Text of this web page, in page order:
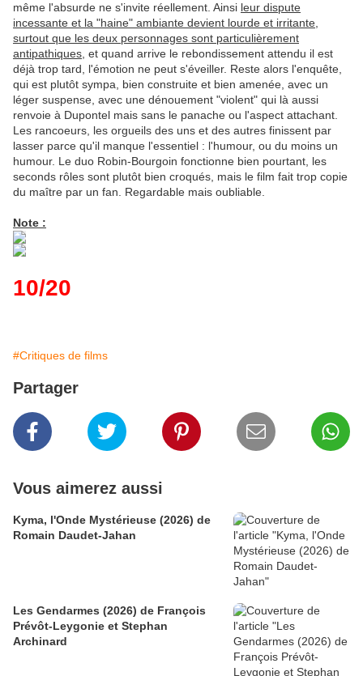
même l'absurde ne s'invite réellement. Ainsi leur dispute
incessante et la "haine" ambiante devient lourde et irritante,
surtout que les deux personnages sont particulièrement
antipathiques, et quand arrive le rebondissement attendu il est
déjà trop tard, l'émotion ne peut s'éveiller. Reste alors l'enquête,
qui est plutôt sympa, bien construite et bien amenée, avec un
léger suspense, avec une dénouement "violent" qui là aussi
renvoie à Dupontel mais sans le panache ou l'aspect attachant.
Les rancoeurs, les orgueils des uns et des autres finissent par
lasser parce qu'il manque l'essentiel : l'humour, ou du moins un
humour. Le duo Robin-Bourgoin fonctionne bien pourtant, les
seconds rôles sont plutôt bien croqués, mais le film fait trop copie
du maître par un fan. Regardable mais oubliable.
Note :
10/20
#Critiques de films
Partager
Vous aimerez aussi
Kyma, l'Onde Mystérieuse (2026) de
Romain Daudet-Jahan
Les Gendarmes (2026) de François
Prévôt-Leygonie et Stephan
Archinard